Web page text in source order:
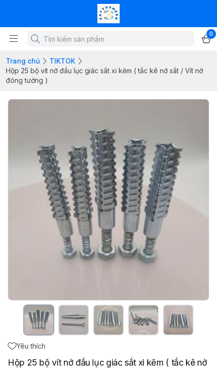
0
Trang chủ
TIKTOK
Hộp 25 bộ vít nở đầu lục giác sắt xi kẽm ( tắc kê nở sắt / Vít nở
đóng tường )
Yêu thích
Hộp 25 bộ vít nở đầu lục giác sắt xi kẽm ( tắc kê nở